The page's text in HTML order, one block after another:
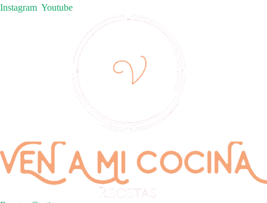
Instagram Youtube